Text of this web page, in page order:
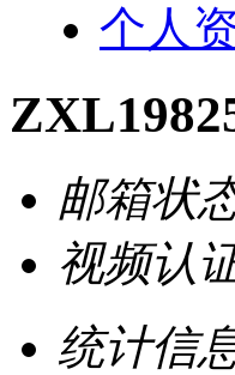
个人
邮箱状
视频认
统计信